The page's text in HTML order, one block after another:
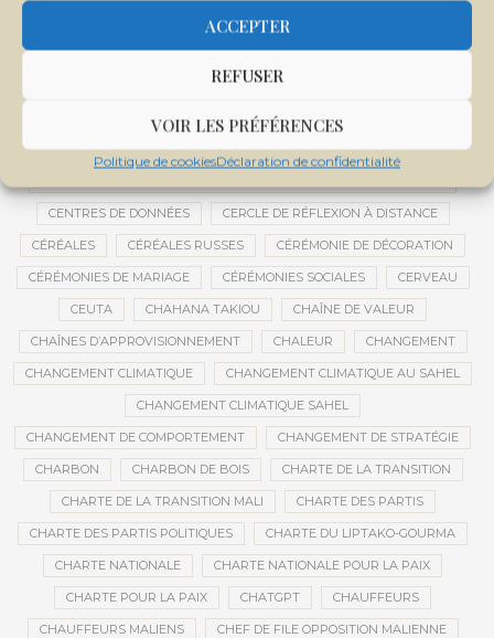
ACCEPTER
REFUSER
VOIR LES PRÉFÉRENCES
Politique de cookiesDéclaration de confidentialité
CENTRALE SOLAIRE DE SANANKOROBA
CENTRE D'INTELLIGENCE ARTIFICIELLE
CENTRE DE SANTÉ COMMUNAUTAIRE
CENTRE INTERNATIONAL DE CONFÉRENCES DE BAMAKO
CENTRE MALI
CENTRES DE DONNÉES CERCLE DE RÉFLEXION À DISTANCE
CÉRÉALES CÉRÉALES RUSSES CÉRÉMONIE DE DÉCORATION
CÉRÉMONIES DE MARIAGE CÉRÉMONIES SOCIALES CERVEAU
CEUTA CHAHANA TAKIOU CHAÎNE DE VALEUR
CHAÎNES D’APPROVISIONNEMENT CHALEUR CHANGEMENT
CHANGEMENT CLIMATIQUE CHANGEMENT CLIMATIQUE AU SAHEL
CHANGEMENT CLIMATIQUE SAHEL
CHANGEMENT DE COMPORTEMENT CHANGEMENT DE STRATÉGIE
CHARBON CHARBON DE BOIS CHARTE DE LA TRANSITION
CHARTE DE LA TRANSITION MALI CHARTE DES PARTIS
CHARTE DES PARTIS POLITIQUES CHARTE DU LIPTAKO-GOURMA
CHARTE NATIONALE CHARTE NATIONALE POUR LA PAIX
CHARTE POUR LA PAIX CHATGPT CHAUFFEURS
CHAUFFEURS MALIENS CHEF DE FILE OPPOSITION MALIENNE